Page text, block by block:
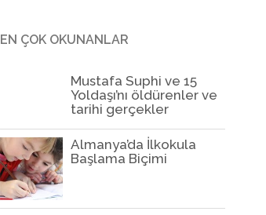
EN ÇOK OKUNANLAR
Mustafa Suphi ve 15
Yoldaşı’nı öldürenler ve
tarihi gerçekler
Almanya’da İlkokula
Başlama Biçimi